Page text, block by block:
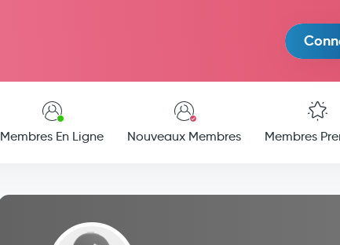
Membres En Ligne Nouveaux Membres Membres